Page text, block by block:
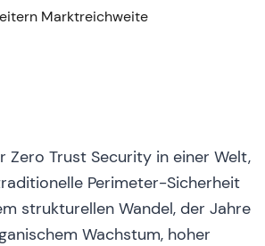
sowohl Wachstum als auch
Schätzungen übertroffen — doch
und die Betriebskosten
. - Narrativ: Der Markt
Bookings; Investoren wurden
als das bloße Übertreffen von
nach vorherigem Anstieg;
Marktreichweite
Trust Security in einer Welt,
Perimeter-Sicherheit
strukturellen Wandel, der Jahre
Wachstum, hoher